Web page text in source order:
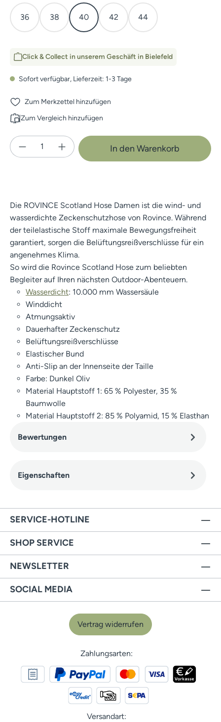
36 38 40 42 44
Click & Collect in unserem Geschäft in Bielefeld
Sofort verfügbar, Lieferzeit: 1-3 Tage
Zum Merkzettel hinzufügen
Zum Vergleich hinzufügen
Produkt Anzahl: Gib den gewünschten
In den Warenkorb
Die ROVINCE Scotland Hose Damen ist die wind- und
wasserdichte Zeckenschutzhose von Rovince. Während
der teilelastische Stoff maximale Bewegungsfreiheit
garantiert, sorgen die Belüftungsreißverschlüsse für ein
angenehmes Klima.
So wird die Rovince Scotland Hose zum beliebten
Begleiter auf Ihren nächsten Outdoor-Abenteuern.
Wasserdicht: 10.000 mm Wassersäule
Winddicht
Atmungsaktiv
Dauerhafter Zeckenschutz
Belüftungsreißverschlüsse
Elastischer Bund
Anti-Slip an der Innenseite der Taille
Farbe: Dunkel Oliv
Material Hauptstoff 1: 65 % Polyester, 35 %
Baumwolle
Material Hauptstoff 2: 85 % Polyamid, 15 % Elasthan
Bewertungen
Eigenschaften
SERVICE-HOTLINE
SHOP SERVICE
NEWSLETTER
SOCIAL MEDIA
Vertrag widerrufen
Zahlungsarten:
Versandart: